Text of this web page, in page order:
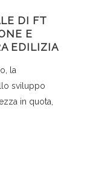
DI FT
E
EDILIZIA
la
sviluppo
in quota,